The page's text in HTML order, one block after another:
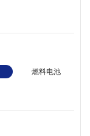
燃料电池